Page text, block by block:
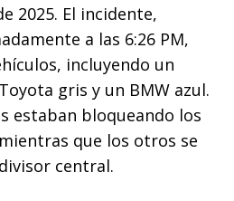
2025. El incidente,
a las 6:26 PM,
incluyendo un
gris y un BMW azul.
estaban bloqueando los
que los otros se
central.